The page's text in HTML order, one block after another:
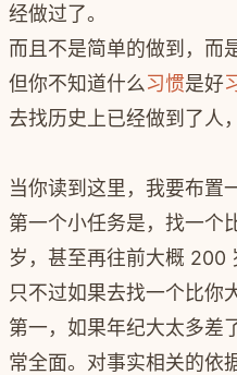
经做过了。
而且不是简单的做到，而
但你不知道什么习惯是好
去找历史上已经做到了人
当你读到这里，我要布置
第一个小任务是，找一个
岁，甚至再往前大概 200
只不过如果去找一个比你
第一，如果年纪大太多差
常全面。对事实相关的依